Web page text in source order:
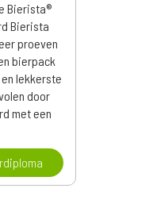
Bierista®
Bierista
proeven
bierpack
lekkerste
door
met een